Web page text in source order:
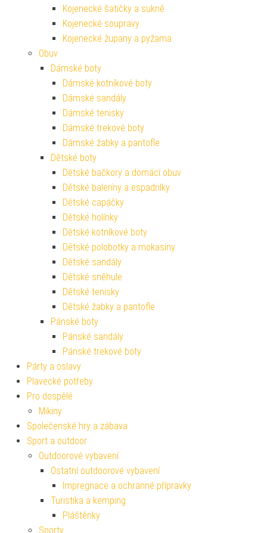
Kojenecké šatičky a sukně
Kojenecké soupravy
Kojenecké župany a pyžama
Obuv
Dámské boty
Dámské kotníkové boty
Dámské sandály
Dámské tenisky
Dámské trekové boty
Dámské žabky a pantofle
Dětské boty
Dětské bačkory a domácí obuv
Dětské baleríny a espadrilky
Dětské capáčky
Dětské holínky
Dětské kotníkové boty
Dětské polobotky a mokasíny
Dětské sandály
Dětské sněhule
Dětské tenisky
Dětské žabky a pantofle
Pánské boty
Pánské sandály
Pánské trekové boty
Párty a oslavy
Plavecké potřeby
Pro dospělé
Mikiny
Společenské hry a zábava
Sport a outdoor
Outdoorové vybavení
Ostatní outdoorové vybavení
Impregnace a ochranné přípravky
Turistika a kemping
Pláštěnky
Sporty